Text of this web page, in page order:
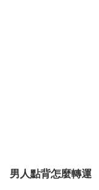
男人點背怎麼轉運